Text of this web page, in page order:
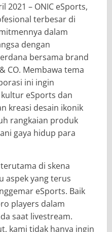
2021 – ONIC eSports,
terbesar di
dalam
dengan
bersama brand
CO. Membawa tema
ini ingin
eSports dan
kreasi desain ikonik
rangkaian produk
gaya hidup para
di skena
aspek yang terus
eSports. Baik
players dalam
saat livestream.
kami tidak hanya ingin